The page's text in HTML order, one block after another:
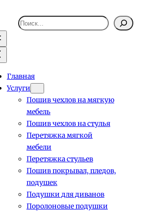
Поиск
Главная
Услуги
Пошив чехлов на мягкую
мебель
Пошив чехлов на стулья
Перетяжка мягкой
мебели
Перетяжка стульев
Пошив покрывал, пледов,
подушек
Подушки для диванов
Поролоновые подушки